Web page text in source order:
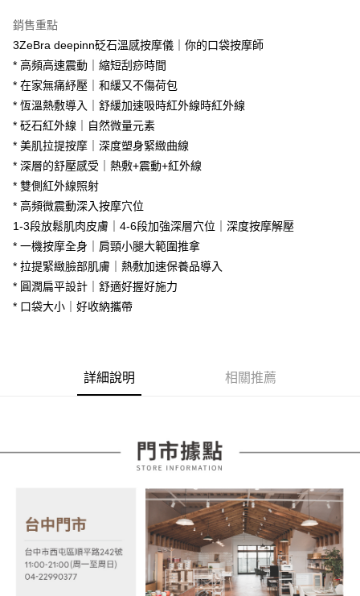
聯邦商業銀行
永豐商業銀行
玉山商業銀行
台新國際商業銀行
台灣樂天信用卡公司
匯豐（台灣）商業銀行
聯邦商業銀行
遠東國際商業銀行
元大商業銀行
玉山商業銀行
台灣樂天信用卡公司
Google Pay
【大哥付你分期使用說明】
1.本服務由台灣大哥大提供，台灣大哥大用戶可立即使用無須另外申請。
2.付款方式選擇「大哥付你分期」，訂單成立後會自動跳轉到大哥付的交易
流程，驗證手機門號後，選擇欲分期的期數、繳款截止日，確認付款後即完
成交易。
3.實際核准額度、可分期數及費用金額請依後續交易確認頁面所載為準。
4.訂單成立30分鐘內，如未前往確認交易或遇審核未通過，訂單將自動取
法說明評估內容。
【繳款方式說明】
1.分期款項不併入電信帳單，「大哥付你分期」於每月結算日後寄送繳費提
醒簡訊。
2.透過簡訊連結打開帳單後，可選擇「超商條碼／台灣大直營門市／銀行轉
用戶於交易時，得透過本服務購買商品或服務，並由商店將買賣／分期付款
買賣價金債權讓與本公司後，依約使用本公司帳單繳交帳款。
由本公司與您本人進行分期帳單所需資料之確認、核對及更正。
3.完整用戶服務條款，請詳閱以下連結：https://oppay.tw/userRule
AFTEE先享後付
相關說明
【關於「AFTEE先享後付」】
AFTEE先享後付是「在收到商品之後才付款」的支付方式。 讓您購物簡單
便利好安心！
１．簡單：不需註冊會員、不需綁卡、不需儲值。
２．便利：只要手機號碼，簡訊認證，即可結帳。
【「AFTEE先享後付」結帳流程】
１．於結帳方式選擇「AFTEE先享後付」後，將跳轉至「AFTEE先享後付」
結帳頁面，進行簡訊認證並確認金額後，即可完成結帳。
※ 請注意：結帳手續完成當下不需立刻繳費，但若您需要取消訂單，請聯絡
購買商品的店家。未經商家同意取消之訂單仍視為有效，需透過AFTEE先享
https://netprotections.freshdesk.com/support/home
１．透過由恩沛科技股份有限公司提供之「AFTEE先享後付」服務完成之交
易，需依本服務之必要範圍內提供個人資料，並將交易相關給付款項請求債
權轉讓予恩沛科技股份有限公司。
２．關於個人資料處理事宜，請瀏覽以下網址：
https://aftee.tw/terms/#terms3
３．未成年的使用者請事先徵得法定代理人或監護人之同意方可使用
「AFTEE先享後付」，若未經同意申辦者引起之損失，本公司不負相關責
運送方式
宅配
每筆NT$100，滿NT$599(含以上)免運費
銷售重點
3ZeBra deepinn砭石溫感按摩儀｜你的口袋按摩師
* 高頻高速震動｜縮短刮痧時間
* 在家無痛紓壓｜和緩又不傷荷包
* 恆溫熱敷導入｜舒緩加速吸時紅外線時紅外線
* 砭石紅外線｜自然微量元素
* 美肌拉提按摩｜深度塑身緊緻曲線
* 深層的舒壓感受｜熱敷+震動+紅外線
* 雙側紅外線照射
* 高頻微震動深入按摩穴位
1-3段放鬆肌肉皮膚｜4-6段加強深層穴位｜深度按摩解壓
* 一機按摩全身｜肩頸小腿大範圍推拿
* 拉提緊緻臉部肌膚｜熱敷加速保養品導入
* 圓潤扁平設計｜舒適好握好施力
* 口袋大小｜好收納攜帶
詳細說明 相關推薦